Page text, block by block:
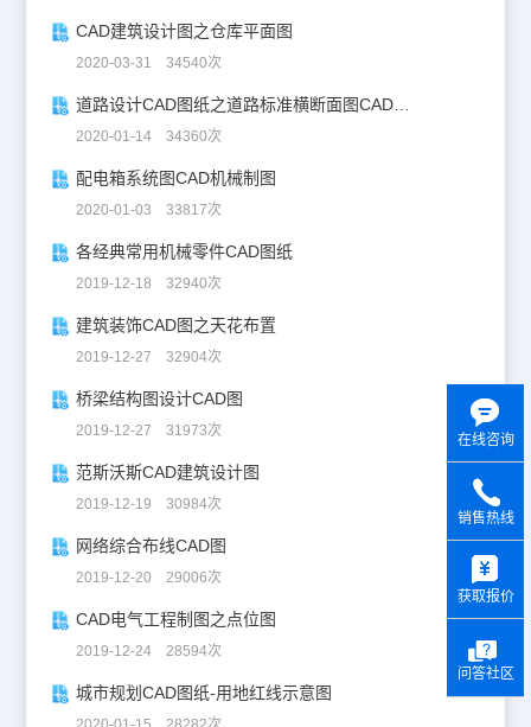
CAD建筑设计图之仓库平面图
2020-03-31 34540次
道路设计CAD图纸之道路标准横断面图CAD图纸
2020-01-14 34360次
配电箱系统图CAD机械制图
2020-01-03 33817次
各经典常用机械零件CAD图纸
2019-12-18 32940次
建筑装饰CAD图之天花布置
2019-12-27 32904次
桥梁结构图设计CAD图
2019-12-27 31973次
范斯沃斯CAD建筑设计图
2019-12-19 30984次
网络综合布线CAD图
2019-12-20 29006次
CAD电气工程制图之点位图
2019-12-24 28594次
城市规划CAD图纸-用地红线示意图
在线咨询
销售热线
获取报价
问答社区